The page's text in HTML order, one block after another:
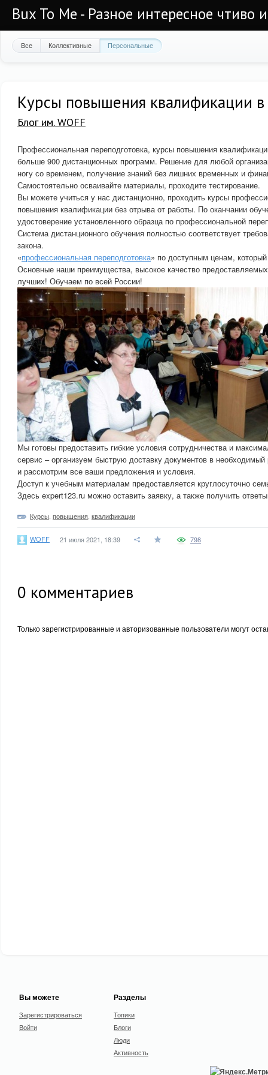
Bux To Me - Разное интересное чтиво
Все Коллективные Персональные
Курсы повышения квалификации
Блог им. WOFF
Профессиональная переподготовка, курсы повышения
больше 900 дистанционных программ. Решение для любой
ногу со временем, получение знаний без лишних временных и
Самостоятельно осваивайте материалы, проходите тестирование.
Вы можете учиться у нас дистанционно, проходить курсы
повышения квалификации без отрыва от работы. По оканчании
удостоверение установленного образца по профессиональной
Система дистанционного обучения полностью соответствует
закона.
«профессиональная переподготовка» по доступным ценам,
Основные наши преимущества, высокое качество
лучших! Обучаем по всей России!
Мы готовы предоставить гибкие условия сотрудничества и
сервис – организуем быструю доставку документов в необходимый
и рассмотрим все ваши предложения и условия.
Доступ к учебным материалам предоставляется круглосуточно
Здесь expert123.ru можно оставить заявку, а также получить
Курсы повышения квалификации
WOFF 21 июля 2021, 18:39 798
0 комментариев
Только зарегистрированные и авторизованные пользователи могут
Вы можете
Зарегистрироваться
Войти
Разделы
Топики
Блоги
Люди
Активность